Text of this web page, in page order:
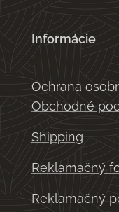
Informácie
Ochrana
Obchodné
Shipping
Reklamačný
Reklamačný